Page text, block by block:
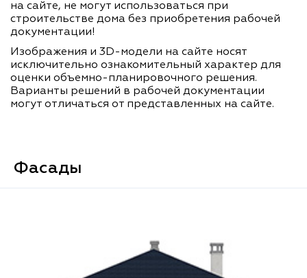
на сайте, не могут использоваться при
строительстве дома без приобретения рабочей
документации!
Изображения и 3D-модели на сайте носят
исключительно ознакомительный характер для
оценки объемно-планировочного решения.
Варианты решений в рабочей документации
могут отличаться от представленных на сайте.
Фасады